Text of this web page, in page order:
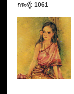
กระทู้: 1061